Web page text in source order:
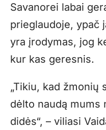
Savanorei labai
prieglaudoje, ypač
yra įrodymas, jog
kur kas geresnis.
„Tikiu, kad žmonių
dėlto naudą mums
didės“, – viliasi